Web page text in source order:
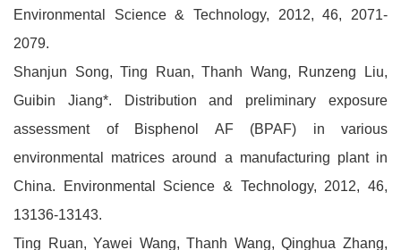
Environmental Science & Technology, 2012, 46, 2071-
2079.
Shanjun Song, Ting Ruan, Thanh Wang, Runzeng Liu,
Guibin Jiang*. Distribution and preliminary exposure
assessment of Bisphenol AF (BPAF) in various
environmental matrices around a manufacturing plant in
China. Environmental Science & Technology, 2012, 46,
13136-13143.
Ting Ruan, Yawei Wang, Thanh Wang, Qinghua Zhang,